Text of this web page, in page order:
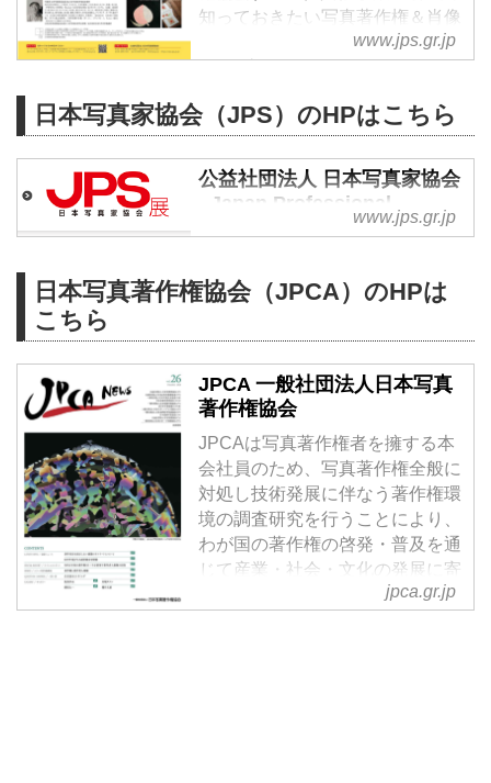
知っておきたい写真著作権＆肖像
権セミナー・名古屋」 2024年7月
www.jps.gr.jp
日本写真家協会（JPS）のHPはこちら
公益社団法人 日本写真家協会
- Japan Professional
Photographers Society
Photographers Society公益社団法
www.jps.gr.jp
日本写真著作権協会（JPCA）のHPは
こちら
JPCA 一般社団法人日本写真
著作権協会
JPCAは写真著作権者を擁する本
会社員のため、写真著作権全般に
対処し技術発展に伴なう著作権環
境の調査研究を行うことにより、
わが国の著作権の啓発・普及を通
じて産業・社会・文化の発展に寄
与することを目的としておりま
jpca.gr.jp